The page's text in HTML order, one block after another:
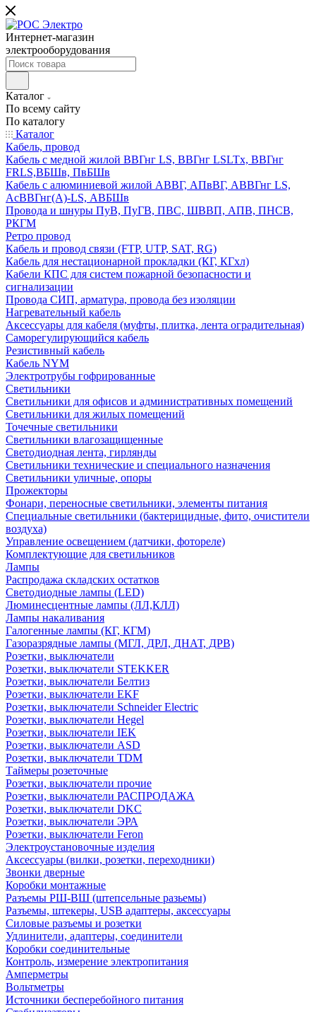
Интернет-магазин
электрооборудования
Каталог
По всему сайту
По каталогу
Каталог
Кабель, провод
Кабель с медной жилой ВВГнг LS, ВВГнг LSLTx, ВВГнг
FRLS,ВБШв, ПвБШв
Кабель с алюминиевой жилой АВВГ, АПвВГ, АВВГнг LS,
АсВВГнг(А)-LS, АВБШв
Провода и шнуры ПуВ, ПуГВ, ПВС, ШВВП, АПВ, ПНСВ,
РКГМ
Ретро провод
Кабель и провод связи (FTP, UTP, SAT, RG)
Кабель для нестационарной прокладки (КГ, КГхл)
Кабели КПС для систем пожарной безопасности и
сигнализации
Провода СИП, арматура, провода без изоляции
Нагревательный кабель
Аксессуары для кабеля (муфты, плитка, лента оградительная)
Саморегулирующийся кабель
Резистивный кабель
Кабель NYM
Электротрубы гофрированные
Светильники
Светильники для офисов и административных помещений
Светильники для жилых помещений
Точечные светильники
Светильники влагозащищенные
Светодиодная лента, гирлянды
Светильники технические и специального назначения
Светильники уличные, опоры
Прожекторы
Фонари, переносные светильники, элементы питания
Специальные светильники (бактерицидные, фито, очистители
воздуха)
Управление освещением (датчики, фотореле)
Комплектующие для светильников
Лампы
Распродажа складских остатков
Светодиодные лампы (LED)
Люминесцентные лампы (ЛЛ,КЛЛ)
Лампы накаливания
Галогенные лампы (КГ, КГМ)
Газоразрядные лампы (МГЛ, ДРЛ, ДНАТ, ДРВ)
Розетки, выключатели
Розетки, выключатели STEKKER
Розетки, выключатели Белтиз
Розетки, выключатели EKF
Розетки, выключатели Schneider Electric
Розетки, выключатели Hegel
Розетки, выключатели IEK
Розетки, выключатели ASD
Розетки, выключатели TDM
Таймеры розеточные
Розетки, выключатели прочие
Розетки, выключатели РАСПРОДАЖА
Розетки, выключатели DKC
Розетки, выключатели ЭРА
Розетки, выключатели Feron
Электроустановочные изделия
Аксессуары (вилки, розетки, переходники)
Звонки дверные
Коробки монтажные
Разъемы РШ-ВШ (штепсельные разьемы)
Разъемы, штекеры, USB адаптеры, аксессуары
Силовые разъемы и розетки
Удлинители, адаптеры, соединители
Коробки соединительные
Контроль, измерение электропитания
Амперметры
Вольтметры
Источники бесперебойного питания